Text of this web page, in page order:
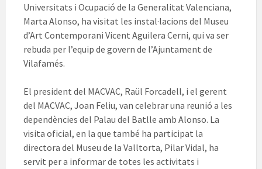
Universitats i Ocupació de la Generalitat Valenciana,
Marta Alonso, ha visitat les instal·lacions del Museu
d’Art Contemporani Vicent Aguilera Cerni, qui va ser
rebuda per l’equip de govern de l’Ajuntament de
Vilafamés.
El president del MACVAC, Raül Forcadell, i el gerent
del MACVAC, Joan Feliu, van celebrar una reunió a les
dependències del Palau del Batlle amb Alonso. La
visita oficial, en la que també ha participat la
directora del Museu de la Valltorta, Pilar Vidal, ha
servit per a informar de totes les activitats i